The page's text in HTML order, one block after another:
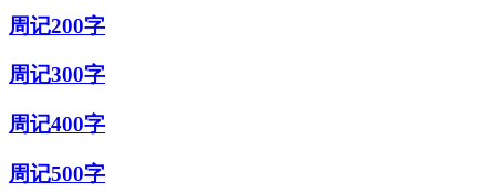
周记200字
周记300字
周记400字
周记500字